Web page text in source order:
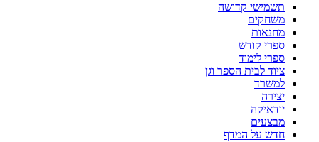
תשמישי קדושה
משחקים
מחנאות
ספרי קודש
ספרי לימוד
ציוד לבית הספר וגן
למשרד
יצירה
יודאיקה
מבצעים
חדש על המדף